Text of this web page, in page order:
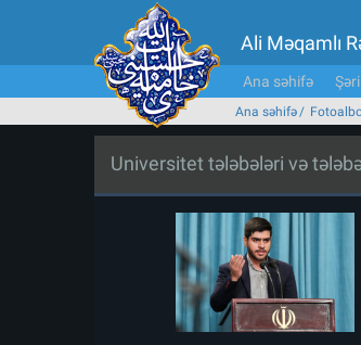
Ali Məqamlı
Ana səhifə
Ana səhifə
Universitet tələbələri və